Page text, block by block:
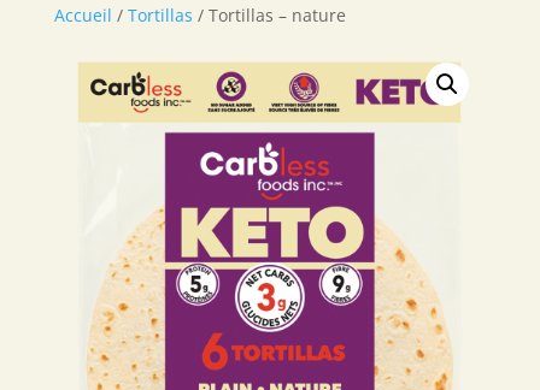
Accueil / Tortillas / Tortillas – nature